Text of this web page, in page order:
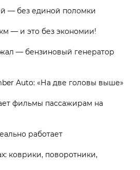
— без единой поломки
км — и это без экономии!
— бензиновый генератор
Auto: «На две головы выше»
фильмы пассажирам на
работает
коврики, поворотники,